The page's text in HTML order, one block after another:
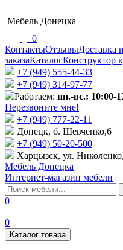
Мебель Донецка
0
КонтактыОтзывыДоставка
заказаКаталогКонструктор
+7 (949) 555-44-33
+7 (949) 314-97-77
Работаем: пн.-вс.: 10:00-
Перезвоните мне!
+7 (‎949) 777-22-11
Донецк, б. Шевченко,6
+7 (949) 50-20-500
Харцызск, ул.
Мебель Донецка
Интернет-магазин мебели
0
0
Каталог товара